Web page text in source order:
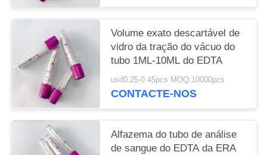
Volume exato descartável de
vidro da tração do vácuo do
tubo 1ML-10ML do EDTA
usd0.25-0.45pcs MOQ:10000pcs
CONTACTE-NOS
Alfazema do tubo de análise
de sangue do EDTA da ERA